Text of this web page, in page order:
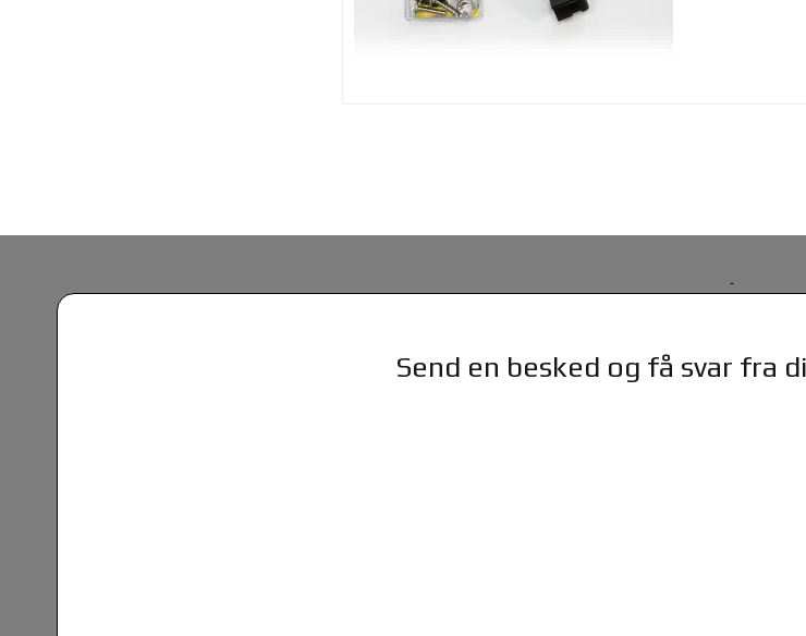
Send en besked og få svar fra